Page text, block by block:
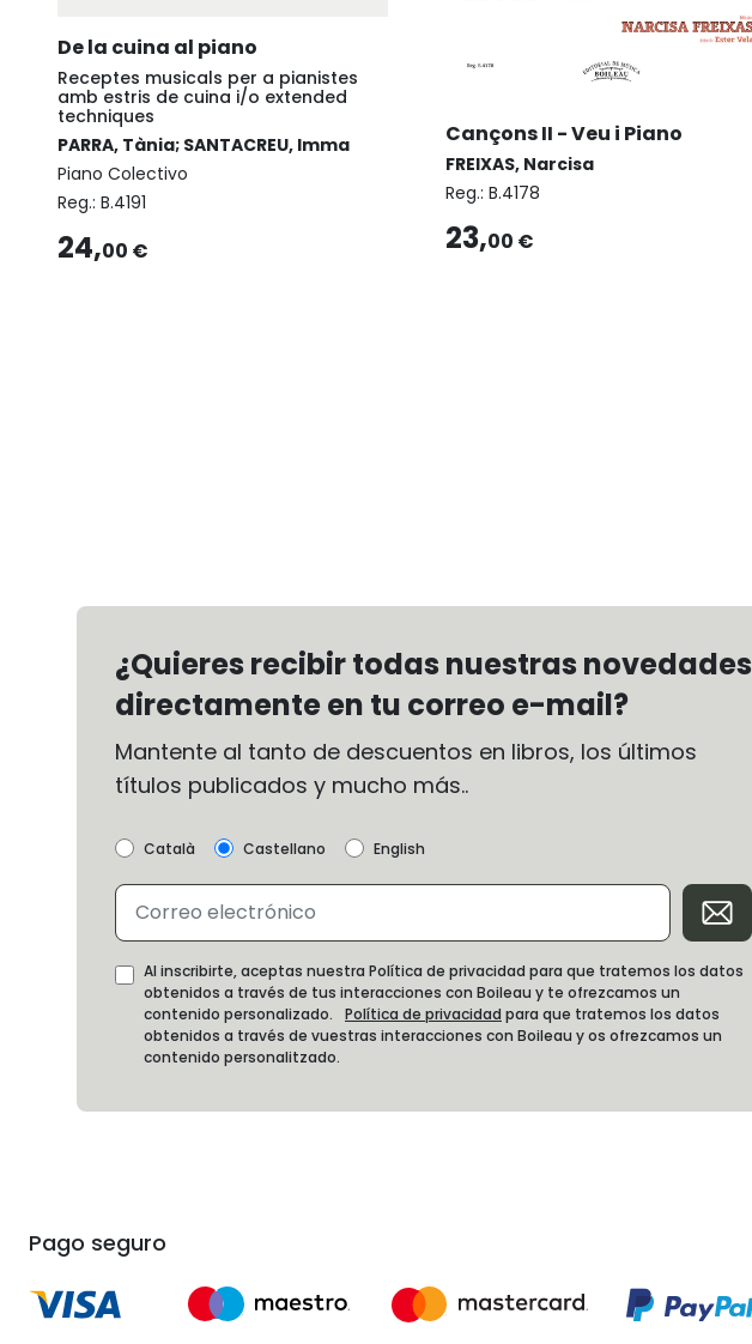
De la cuina al piano
Receptes musicals per a pianistes
amb estris de cuina i/o extended
techniques
PARRA, Tània; SANTACREU, Imma
Piano Colectivo
Reg.: B.4191
24,00 €
Cançons II - Veu i Piano
FREIXAS, Narcisa
Reg.: B.4178
23,00 €
¿Quieres recibir todas nuestras novedades
directamente en tu correo e-mail?
Mantente al tanto de descuentos en libros, los últimos
títulos publicados y mucho más..
Català Castellano English
Al inscribirte, aceptas nuestra Política de privacidad para que tratemos los datos
obtenidos a través de tus interacciones con Boileau y te ofrezcamos un
contenido personalizado. Política de privacidad para que tratemos los datos
obtenidos a través de vuestras interacciones con Boileau y os ofrezcamos un
contenido personalitzado.
Pago seguro